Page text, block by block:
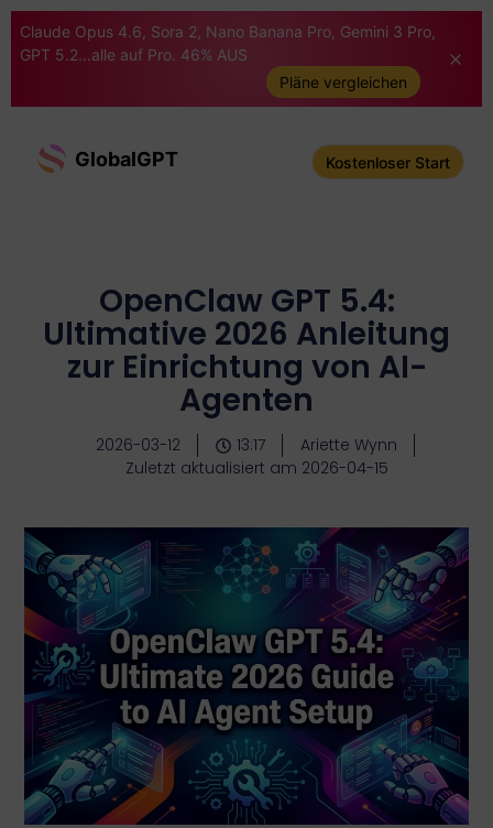
Claude Opus 4.6, Sora 2, Nano Banana Pro, Gemini 3 Pro,
GPT 5.2...alle auf Pro. 46% AUS
Pläne vergleichen
GlobalGPT Kostenloser Start
OpenClaw GPT 5.4:
Ultimative 2026 Anleitung
zur Einrichtung von AI-
Agenten
2026-03-12 13:17
Ariette Wynn
Zuletzt aktualisiert am 2026-04-15